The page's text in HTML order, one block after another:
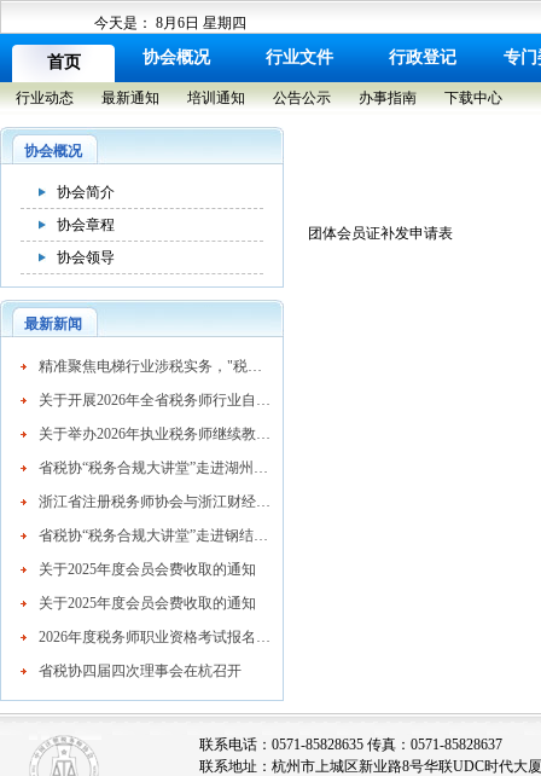
今天是： 8月6日 星期四
首页 协会概况 行业文件 行政登记 专门
行业动态 最新通知 培训通知 公告公示 办事指南 下载中心
协会概况
协会简介
协会章程
协会领导
最新新闻
​精准聚焦电梯行业涉税实务，"税务合规大讲堂"走进湖州市电梯行业协会
关于开展2026年全省税务师行业自律检查工作的通知
关于举办2026年执业税务师继续教育网络培训班的通知
省税协“税务合规大讲堂”走进湖州混凝土行业
浙江省注册税务师协会与浙江财经大学续签战略合作协议 共育高素质税务人才
省税协“税务合规大讲堂”走进钢结构行业协会精准赋能企业高质量发展
关于2025年度会员会费收取的通知
关于2025年度会员会费收取的通知
2026年度税务师职业资格考试报名公告
省税协四届四次理事会在杭召开
团体会员证补发申请表
联系电话：0571-85828635 传真：0571-85828637
联系地址：杭州市上城区新业路8号华联UDC时代大